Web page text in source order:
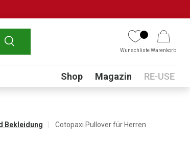
Suchen
WunschlisteWarenkorb
Submenu
Shop Magazin RE-USE
Bekleidung Cotopaxi Pullover für Herren